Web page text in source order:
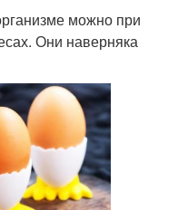
можно при
Они наверняка